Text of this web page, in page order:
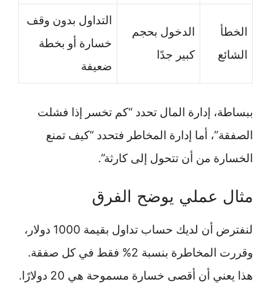
الخطأ
الشائع
الدخول بحجم
كبير جدًا
التداول بدون وقف
خسارة أو بخطة
ضعيفة
ببساطة، إدارة المال تحدد “كم تخسر إذا فشلت
الصفقة”، أما إدارة المخاطر فتحدد “كيف تمنع
الخسارة من أن تتحول إلى كارثة”.
مثال عملي يوضح الفرق
لنفترض أن لديك حساب تداول بقيمة 1000 دولار،
وقررت المخاطرة بنسبة 2% فقط في كل صفقة.
هذا يعني أن أقصى خسارة مسموحة هي 20 دولارًا.